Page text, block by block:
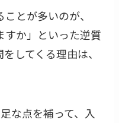
とが多いのが、
すか」といった逆質
してくる理由は、
な点を補って、入